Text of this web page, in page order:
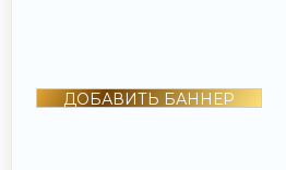
ДОБАВИТЬ БАННЕР